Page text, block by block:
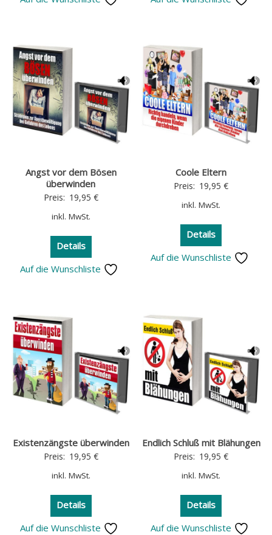
Angst vor dem Bösen
überwinden
Preis: 19,95 €
inkl. MwSt.
Details
Auf die Wunschliste
Coole Eltern
Preis: 19,95€
inkl. MwSt.
Details
Auf die Wunschliste
Existenzängste überwinden
Preis: 19,95 €
inkl. MwSt.
Details
Auf die Wunschliste
Endlich Schluß mit Blähungen
Preis: 19,95€
inkl. MwSt.
Details
Auf die Wunschliste